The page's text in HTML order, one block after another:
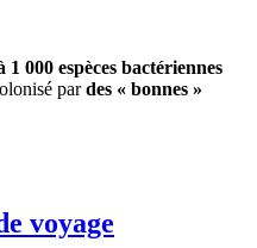
1 000 espèces bactériennes
pardes « bonnes »
voyage